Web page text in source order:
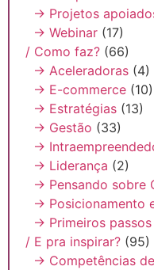
→ Projetos
→ Webinar (17)
/ Como faz? (66)
→ Aceleradoras (4)
→ E-commerce (10)
→ Estratégias (13)
→ Gestão (33)
→
→ Liderança (2)
→ Pensando sobre
→ Posicionamento
→ Primeiros passos
/ E pra inspirar? (95)
→ Competências